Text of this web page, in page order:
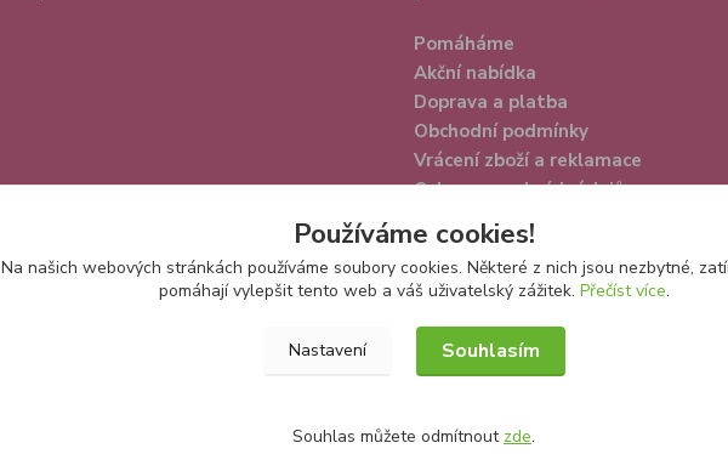
Pomáháme
Akční nabídka
Doprava a platba
Obchodní podmínky
Vrácení zboží a reklamace
Ochrana osobních údajů
Používáme cookies!
Na našich webových stránkách používáme soubory cookies. Některé z nich jsou nezbytné,
pomáhají vylepšit tento web a váš uživatelský zážitek. Přečíst více.
Nastavení Souhlasím
Souhlas můžete odmítnout zde.